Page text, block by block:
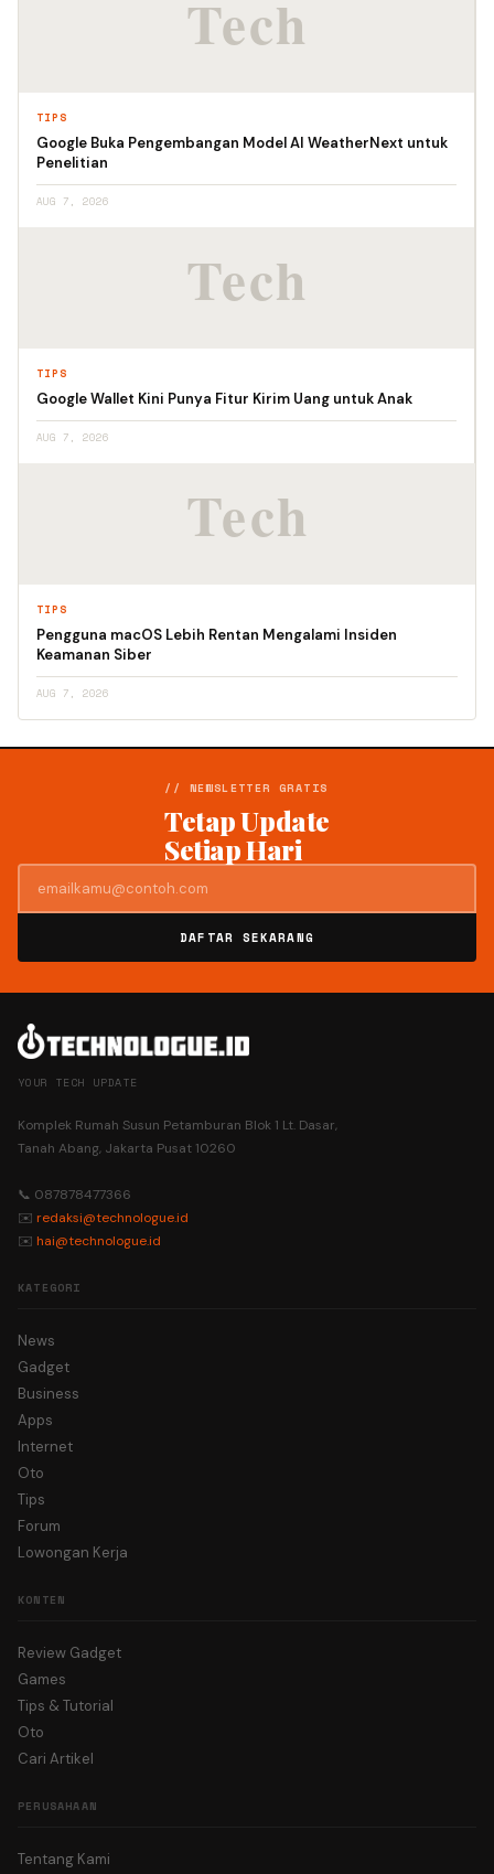
TIPS
Google Buka Pengembangan Model AI WeatherNext untuk
Penelitian
AUG 7, 2026
TIPS
Google Wallet Kini Punya Fitur Kirim Uang untuk Anak
AUG 7, 2026
TIPS
Pengguna macOS Lebih Rentan Mengalami Insiden
Keamanan Siber
AUG 7, 2026
// NEWSLETTER GRATIS
Tetap Update
Setiap Hari
DAFTAR SEKARANG
YOUR TECH UPDATE
Komplek Rumah Susun Petamburan Blok 1 Lt. Dasar,
Tanah Abang, Jakarta Pusat 10260
📞 087878477366
✉️ redaksi@technologue.id
✉️ hai@technologue.id
KATEGORI
News
Gadget
Business
Apps
Internet
Oto
Tips
Forum
Lowongan Kerja
KONTEN
Review Gadget
Games
Tips & Tutorial
Oto
Cari Artikel
PERUSAHAAN
Tentang Kami